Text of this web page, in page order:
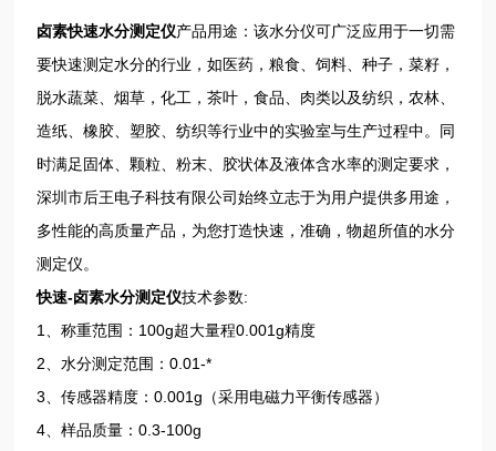
卤素快速水分测定仪产品用途 ：该水分仪可广泛应用于一切需
要快速测定水分的行业，如医药，粮食、饲料、种子，菜籽，
脱水蔬菜、烟草，化工，茶叶，食品、肉类以及纺织，农林、
造纸、橡胶、塑胶、纺织等行业中的实验室与生产过程中。同
时满足固体、颗粒、粉末、胶状体及液体含水率的测定要求，
深圳市后王电子科技有限公司始终立志于为用户提供多用途，
多性能的高质量产品，为您打造快速，准确，物超所值的水分
测定仪。
快速-卤素水分测定仪技术参数:
1、称重范围：100g超大量程0.001g精度
2、水分测定范围：0.01-*
3、传感器精度：0.001g（采用电磁力平衡传感器）
4、样品质量：0.3-100g